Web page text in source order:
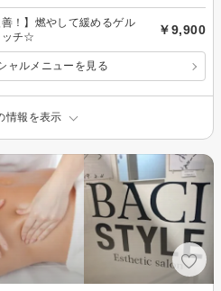
善！】燃やして緩めるゲル
ッチ☆
￥9,900
ャルメニューを見る
情報を表示